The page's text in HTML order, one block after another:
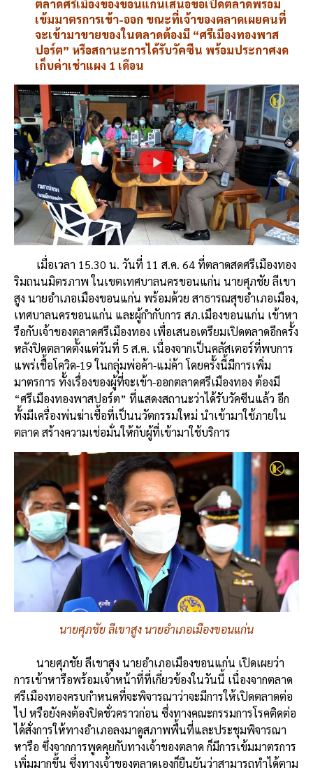
e
b
o
o
k
e ai
l
py
Li
n
k
ar
e
ตลาดศรีเมืองของขอนแก่นเสนอขอเปิดตลาดพร้อม
เข้มมาตรการเข้า-ออก ขณะที่เจ้าของตลาดเผยคนที่
จะเข้ามาขายของในตลาดต้องมี “ศรีเมืองทองพาส
ปอร์ต” หรือสถานะการได้รับวัคซีน พร้อมประกาศงด
เก็บค่าเช่าแผง 1 เดือน
เมื่อเวลา 15.30 น. วันที่ 11 ส.ค. 64 ที่ตลาดสดศรีเมืองทอง
ริมถนนมิตรภาพ ในเขตเทศบาลนครขอนแก่น นายศุภชัย ลีเขา
สูง นายอำเภอเมืองขอนแก่น พร้อมด้วย สาธารณสุขอำเภอเมือง,
เทศบาลนครขอนแก่น และผู้กำกับการ สภ.เมืองขอนแก่น เข้าหา
รือกับเจ้าของตลาดศรีเมืองทอง เพื่อเสนอเตรียมเปิดตลาดอีกครั้ง
หลังปิดตลาดตั้งแต่วันที่ 5 ส.ค. เนื่องจากเป็นคลัสเตอร์ที่พบการ
แพร่เชื้อโควิด-19 ในกลุ่มพ่อค้า-แม่ค้า โดยครั้งนี้มีการเพิ่ม
มาตรการ ทั้งเรื่องของผู้ที่จะเข้า-ออกตลาดศรีเมืองทอง ต้องมี
“ศรีเมืองทองพาสปอร์ต” ที่แสดงสถานะว่าได้รับวัคซีนแล้ว อีก
ทั้งมีเครื่องพ่นฆ่าเชื้อที่เป็นนวัตกรรมใหม่ นำเข้ามาใช้ภายใน
ตลาด สร้างความเช่อมั่นให้กับผู้ที่เข้ามาใช้บริการ
นายศุภชัย ลีเขาสูง นายอำเภอเมืองขอนแก่น
นายศุภชัย ลีเขาสูง นายอำเภอเมืองขอนแก่น เปิดเผยว่า
การเข้าหารือพร้อมเจ้าหน้าที่ที่เกี่ยวข้องในวันนี้ เนื่องจากตลาด
ศรีเมืองทองครบกำหนดที่จะพิจารณาว่าจะมีการให้เปิดตลาดต่อ
ไป หรือยังคงต้องปิดชั่วคราวก่อน ซึ่งทางคณะกรรมการโรคติดต่อ
ได้สั่งการให้ทางอำเภอลงมาดูสภาพพื้นที่และประชุมพิจารณา
หารือ ซึ่งจากการพูดคุยกับทางเจ้าของตลาด ก็มีการเข้มมาตรการ
เพิ่มมากขึ้น ซึ่งทางเจ้าของตลาดเองก็ยืนยันว่าสามารถทำได้ตาม